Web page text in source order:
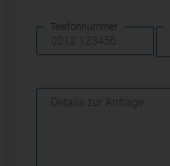
Telefonnummer